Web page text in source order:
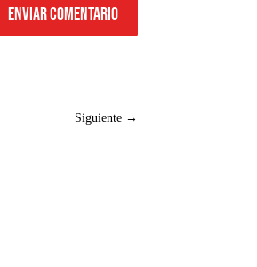
Enviar comentario
Siguiente→